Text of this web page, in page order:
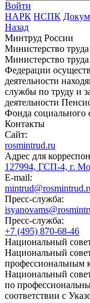
Войти
НАРК НСПК
Назад
Минтруд России
Министерство
Министерство
Федерации
деятельности
службы по труду и
деятельности
Фонда социального
Контакты
Сайт:
rosmintrud.ru
Адрес для
127994, ГСП-4, г.
E-mail:
Пресс-служба:
Пресс-служба:
+7 (495) 870-68-46
Национальный
Национальный
профессиональным
Национальный
по
соответствии с